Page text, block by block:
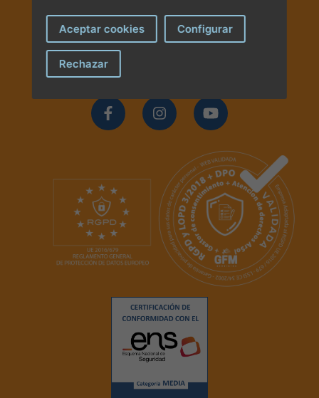
Consejos para tus mascotas
Guía Responsable
E-mail:administracio@covib.org
Síguenos en las redes
Aceptar cookies Configurar
Rechazar